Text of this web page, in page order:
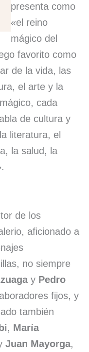
presenta como
«el reino
mágico del
favorito como
de la vida, las
el arte y la
cada
de cultura y
literatura, el
la salud, la
de los
aficionado a
no siempre
y Pedro
fijos, y
también
, María
Juan Mayorga,